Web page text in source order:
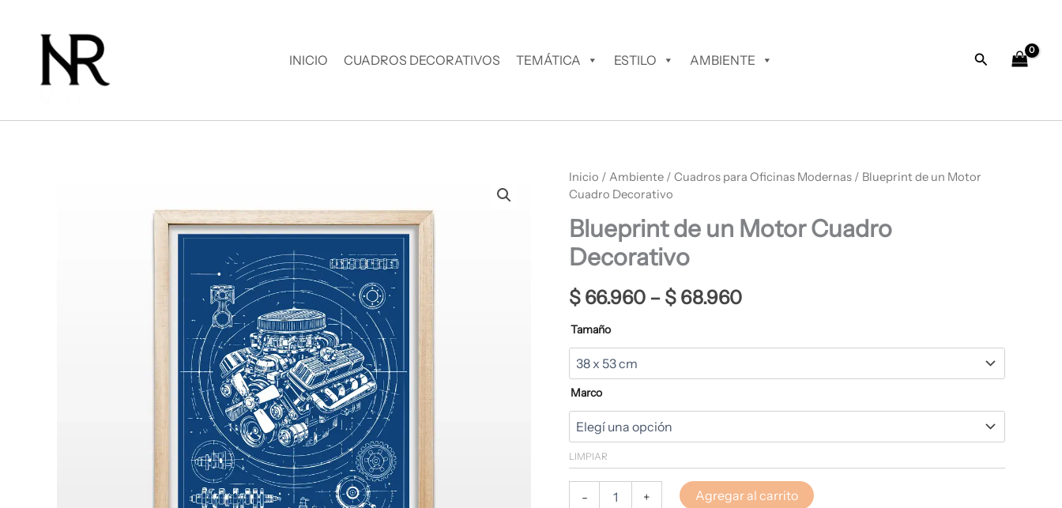
contenido
INICIO
CUADROS DECORATIVOS TEMÁTICA ESTILO AMBIENTE Buscar
Inicio / Ambiente / Cuadros para Oficinas Modernas / Blueprint de un Motor
Cuadro Decorativo
Blueprint de un Motor Cuadro
Decorativo
$ 66.960 – $ 68.960
Rango
precios:
$ 66.960
$ 68.960
Tamaño
Marco
LIMPIAR
-
Blueprint
de
Motor
Cuadro
Decorativo
cantidad
+ Agregar al carrito